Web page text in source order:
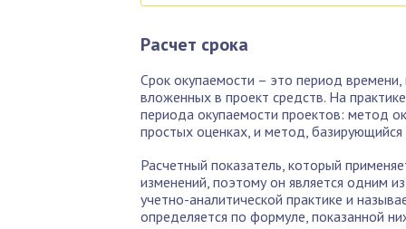
Расчет срока
Срок окупаемости – это период
вложенных в проект средств. На
периода окупаемости проектов: метод
простых оценках, и метод,
Расчетный показатель, который
изменений, поэтому он является одним
учетно-аналитической практике и
определяется по формуле, показанной